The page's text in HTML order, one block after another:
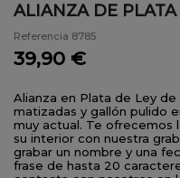
ALIANZA DE
Referencia 8785
39,90 €
Alianza en Plata de Ley
matizadas y gallón pulido
muy actual. Te ofrecemos
su interior con nuestra
grabar un nombre y una
frase de hasta 20